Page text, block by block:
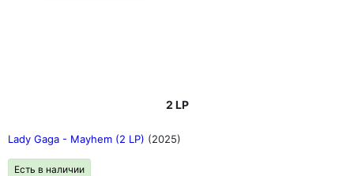
2 LP
Lady Gaga - Mayhem (2 LP) (2025)
Есть в наличии